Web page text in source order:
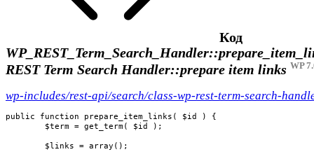
Код
REST Term Search Handler::prepare item links WP
wp-includes/rest-api/search/class-wp-rest-term-search-
public function prepare_item_links( $id ) {